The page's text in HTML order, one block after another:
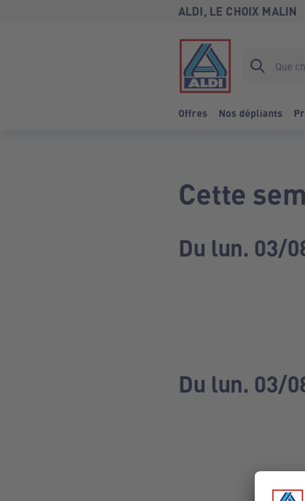
ALDI, LE CHOIX MALIN
Offres Nos dépliants
Cette
Du lun. 03/
Du lun. 03/